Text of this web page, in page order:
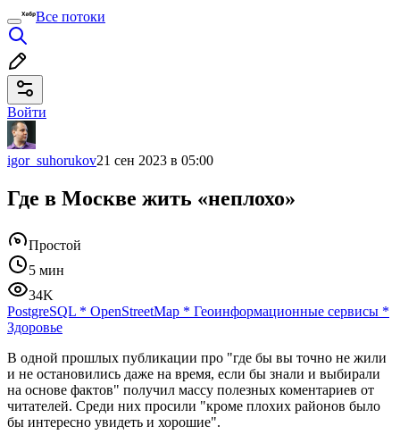
Все потоки
Войти
igor_suhorukov21 сен 2023 в 05:00
Где в Москве жить «неплохо»
Простой
5 мин
34K
PostgreSQL * OpenStreetMap * Геоинформационные сервисы *
Здоровье
В одной прошлых публикации про "где бы вы точно не жили
и не остановились даже на время, если бы знали и выбирали
на основе фактов" получил массу полезных коментариев от
читателей. Среди них просили "кроме плохих районов было
бы интересно увидеть и хорошие".